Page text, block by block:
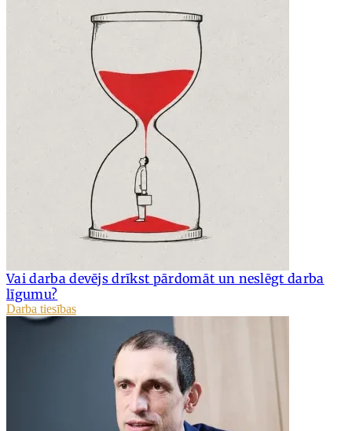
Vai darba devējs drīkst pārdomāt un neslēgt darba
līgumu?
Darba tiesības